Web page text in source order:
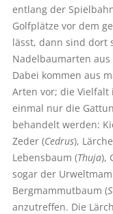
entlang der
Golfplätze vor dem
lässt, dann sind dort
Nadelbaumarten
Dabei kommen aus
Arten vor; die
einmal nur die
behandelt werden:
Zeder (Cedrus),
Lebensbaum (Thuja),
sogar der
Bergmammutbaum (
anzutreffen. Die